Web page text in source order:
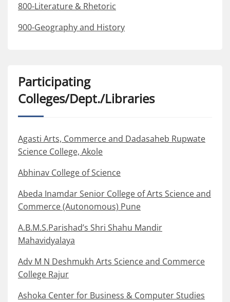
800-Literature & Rhetoric
900-Geography and History
Participating
Colleges/Dept./Libraries
Agasti Arts, Commerce and Dadasaheb Rupwate
Science College, Akole
Abhinav College of Science
Abeda Inamdar Senior College of Arts Science and
Commerce (Autonomous) Pune
A.B.M.S.Parishad’s Shri Shahu Mandir
Mahavidyalaya
Adv M N Deshmukh Arts Science and Commerce
College Rajur
Ashoka Center for Business & Computer Studies